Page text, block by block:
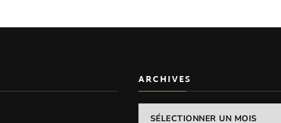
ARCHIVES
Archives